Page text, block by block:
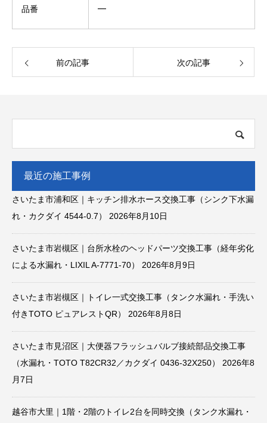
品番 ━
前の記事 次の記事
最近の施工事例
さいたま市浦和区｜キッチン排水ホース交換工事（シンク下水漏
れ・カクダイ 4544-0.7）
2026年8月10日
さいたま市岩槻区｜台所水栓のヘッドパーツ交換工事（経年劣化
による水漏れ・LIXIL A-7771-70）
2026年8月9日
さいたま市岩槻区｜トイレ一式交換工事（タンク水漏れ・手洗い
付きTOTO ピュアレストQR）
2026年8月8日
さいたま市見沼区｜大便器フラッシュバルブ接続部品交換工事
（水漏れ・TOTO T82CR32／カクダイ 0436-32X250）
2026年8
月7日
越谷市大里｜1階・2階のトイレ2台を同時交換（タンク水漏れ・